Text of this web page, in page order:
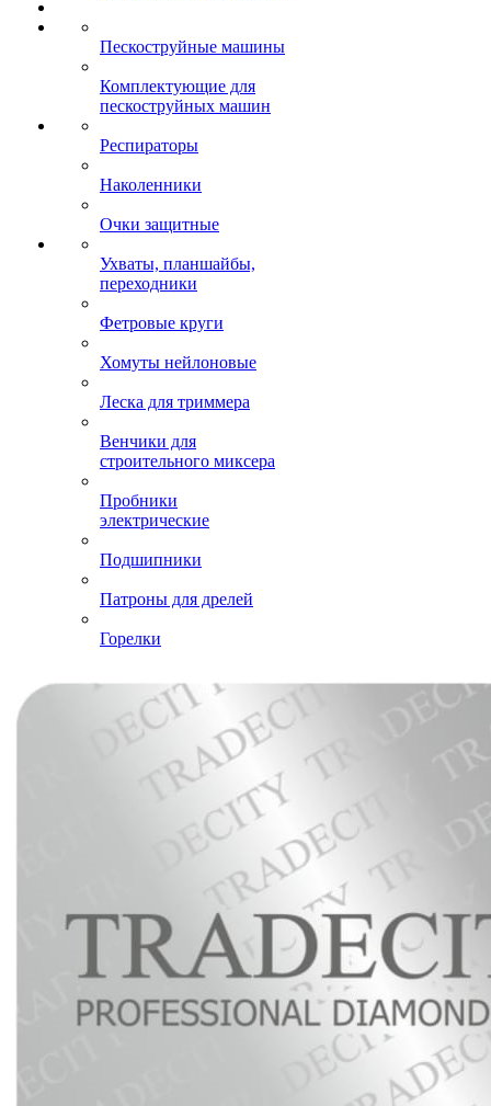
Пескоструйные машины
Комплектующие для
пескоструйных машин
Респираторы
Наколенники
Очки защитные
Ухваты, планшайбы,
переходники
Фетровые круги
Хомуты нейлоновые
Леска для триммера
Венчики для
строительного миксера
Пробники
электрические
Подшипники
Патроны для дрелей
Горелки